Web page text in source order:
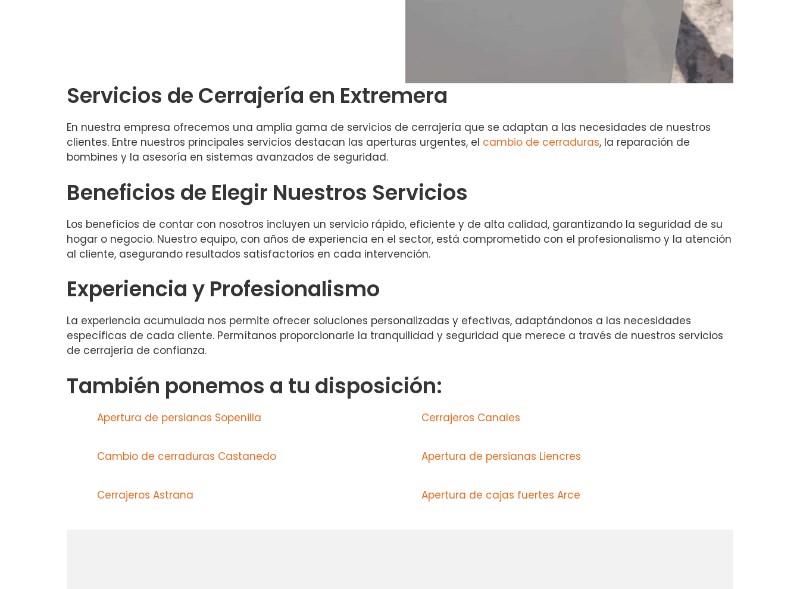
Servicios de Cerrajería en Extremera
En nuestra empresa ofrecemos una amplia gama de servicios de cerrajería que se adaptan a las necesidades de nuestros
clientes. Entre nuestros principales servicios destacan las aperturas urgentes, el cambio de cerraduras, la reparación de
bombines y la asesoría en sistemas avanzados de seguridad.
Beneficios de Elegir Nuestros Servicios
Los beneficios de contar con nosotros incluyen un servicio rápido, eficiente y de alta calidad, garantizando la seguridad de su
hogar o negocio. Nuestro equipo, con años de experiencia en el sector, está comprometido con el profesionalismo y la atención
al cliente, asegurando resultados satisfactorios en cada intervención.
Experiencia y Profesionalismo
La experiencia acumulada nos permite ofrecer soluciones personalizadas y efectivas, adaptándonos a las necesidades
específicas de cada cliente. Permítanos proporcionarle la tranquilidad y seguridad que merece a través de nuestros servicios
de cerrajería de confianza.
También ponemos a tu disposición:
Apertura de persianas Sopenilla Cerrajeros Canales
Cambio de cerraduras Castanedo Apertura de persianas Liencres
Cerrajeros Astrana Apertura de cajas fuertes Arce